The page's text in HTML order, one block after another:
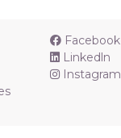
Facebook
Linkedln
Instagram